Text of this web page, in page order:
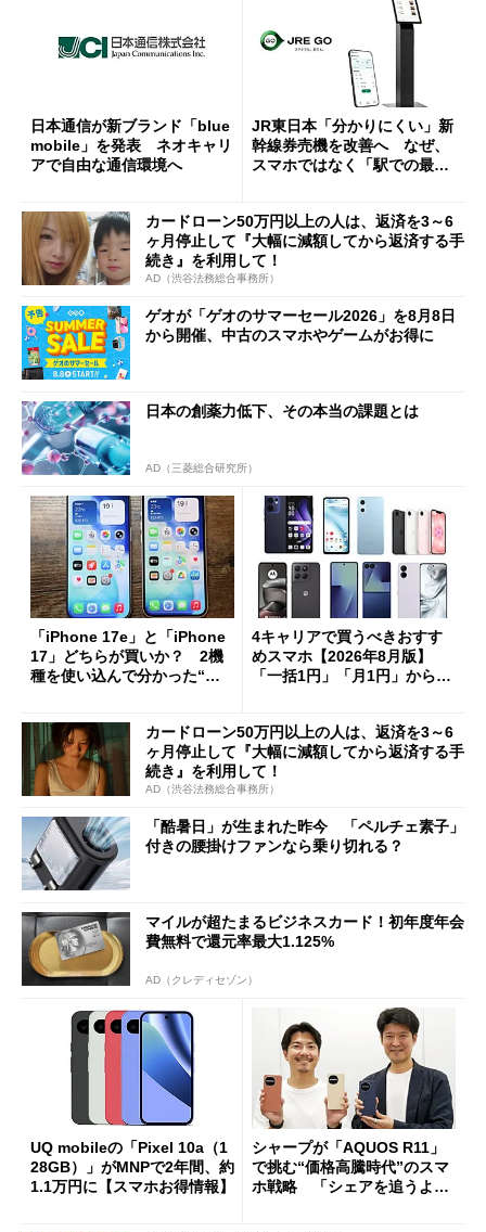
日本通信が新ブランド「blue
mobile」を発表 ネオキャリ
アで自由な通信環境へ
JR東日本「分かりにくい」新
幹線券売機を改善へ なぜ、
スマホではなく「駅での最短
カードローン50万円以上の人は、返済を3～6
ヶ月停止して『大幅に減額してから返済する手
続き』を利用して！
AD（渋谷法務総合事務所）
ゲオが「ゲオのサマーセール2026」を8月8日
から開催、中古のスマホやゲームがお得に
日本の創薬力低下、その本当の課題とは
AD（三菱総合研究所）
「iPhone 17e」と「iPhone
17」どちらが買いか？ 2機
種を使い込んで分かった“ス
4キャリアで買うべきおすす
めスマホ【2026年8月版】
「一括1円」「月1円」からお
カードローン50万円以上の人は、返済を3～6
ヶ月停止して『大幅に減額してから返済する手
続き』を利用して！
AD（渋谷法務総合事務所）
「酷暑日」が生まれた昨今 「ペルチェ素子」
付きの腰掛けファンなら乗り切れる？
マイルが超たまるビジネスカード！初年度年会
費無料で還元率最大1.125%
AD（クレディセゾン）
UQ mobileの「Pixel 10a（1
28GB）」がMNPで2年間、約
1.1万円に【スマホお得情報】
シャープが「AQUOS R11」
で挑む“価格高騰時代”のスマ
ホ戦略 「シェアを追うより